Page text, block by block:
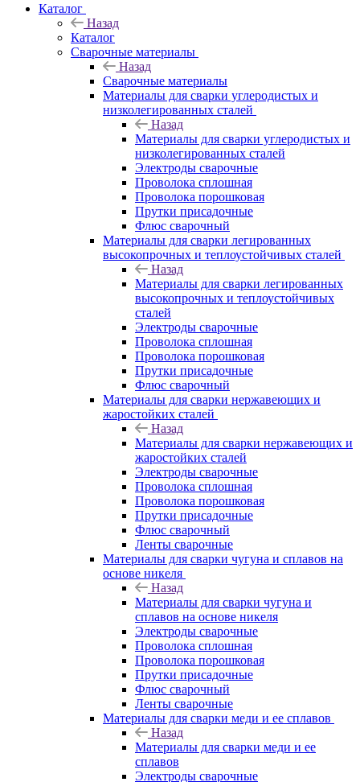
Каталог
Назад
Каталог
Сварочные материалы
Назад
Сварочные материалы
Материалы для сварки углеродистых и
низколегированных сталей
Назад
Материалы для сварки углеродистых и
низколегированных сталей
Электроды сварочные
Проволока сплошная
Проволока порошковая
Прутки присадочные
Флюс сварочный
Материалы для сварки легированных
высокопрочных и теплоустойчивых сталей
Назад
Материалы для сварки легированных
высокопрочных и теплоустойчивых
сталей
Электроды сварочные
Проволока сплошная
Проволока порошковая
Прутки присадочные
Флюс сварочный
Материалы для сварки нержавеющих и
жаростойких сталей
Назад
Материалы для сварки нержавеющих и
жаростойких сталей
Электроды сварочные
Проволока сплошная
Проволока порошковая
Прутки присадочные
Флюс сварочный
Ленты сварочные
Материалы для сварки чугуна и сплавов на
основе никеля
Назад
Материалы для сварки чугуна и
сплавов на основе никеля
Электроды сварочные
Проволока сплошная
Проволока порошковая
Прутки присадочные
Флюс сварочный
Ленты сварочные
Материалы для сварки меди и ее сплавов
Назад
Материалы для сварки меди и ее
сплавов
Электроды сварочные